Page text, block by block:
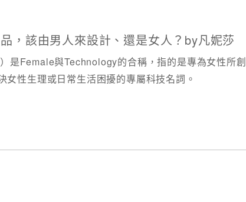
，該由男人來設計、還是女人？by凡妮莎
是Female與Technology的合稱，指的是專為女性所創
性⽣理或⽇常⽣活困擾的專屬科技名詞。